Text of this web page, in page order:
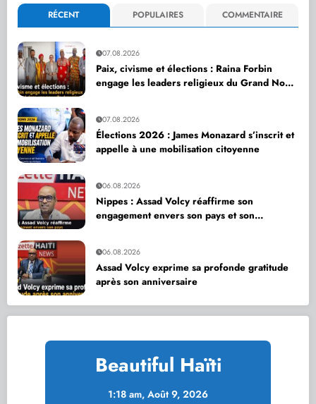
RÉCENT POPULAIRES COMMENTAIRE
07.08.2026
Paix, civisme et élections : Raina Forbin
engage les leaders religieux du Grand Nord
07.08.2026
Élections 2026 : James Monazard s’inscrit et
appelle à une mobilisation citoyenne
06.08.2026
Nippes : Assad Volcy réaffirme son
engagement envers son pays et son
06.08.2026
Assad Volcy exprime sa profonde gratitude
après son anniversaire
Beautiful Haïti
1:18 am, Août 9, 2026